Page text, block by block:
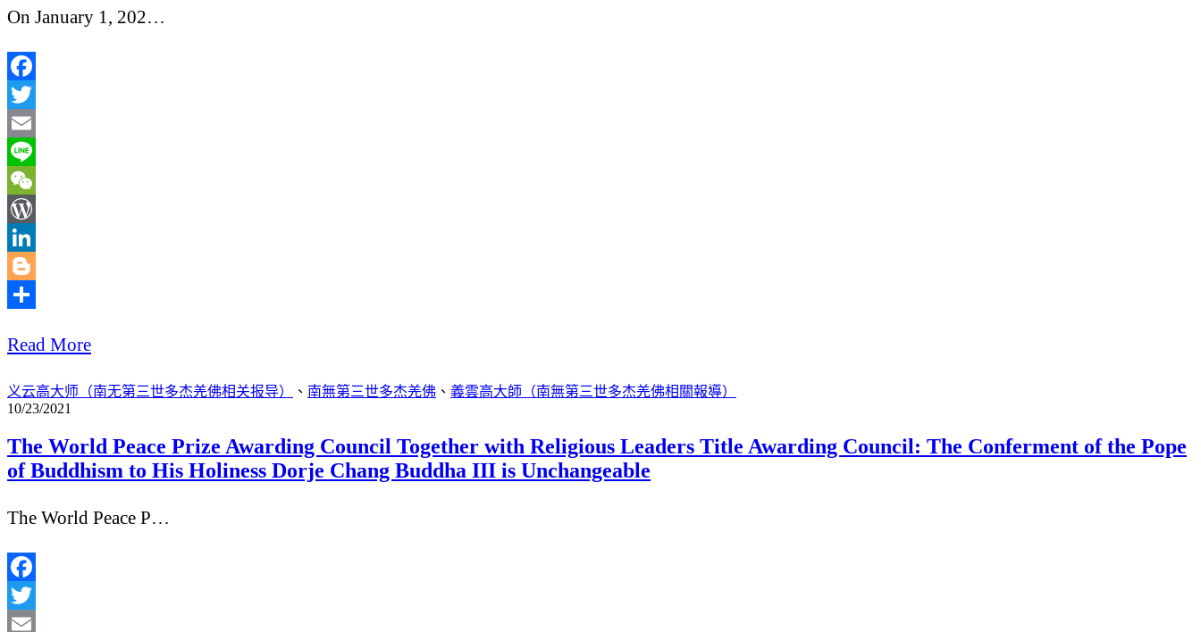
On January 1, 202…
Facebook
Twitter
Email
Line
WeChat
WordPress
LinkedIn
Blogger
享
Read More
义云高大师（南无第三世多杰羌佛相关报导） 、 南無第三世多杰羌佛 、 義雲高大師（南無第三世多杰羌佛相關報導）
10/23/2021
The World Peace Prize Awarding Council Together with Religious Leaders Title Awarding Council: The Conferment of the Pope
of Buddhism to His Holiness Dorje Chang Buddha III is Unchangeable
The World Peace P…
Facebook
Twitter